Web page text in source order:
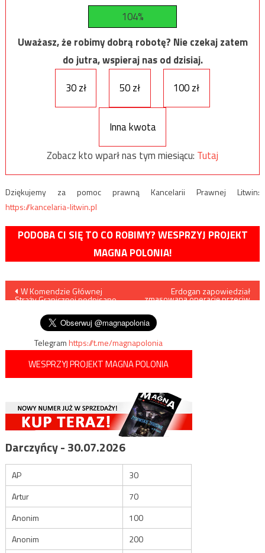
104%
Uważasz, że robimy dobrą robotę? Nie czekaj zatem
do jutra, wspieraj nas od dzisiaj.
30 zł
50 zł 100 zł
Inna kwota
Zobacz kto wparł nas tym miesiącu: Tutaj
Dziękujemy za pomoc prawną Kancelarii Prawnej Litwin:
https://kancelaria-litwin.pl
PODOBA CI SIĘ TO CO ROBIMY? WESPRZYJ PROJEKT
MAGNA POLONIA!
Nawigacja
wpisu
W Komendzie Głównej
Straży Granicznej podpisano
Erdogan zapowiedział
zmasowaną operację przeciw
Telegramhttps://t.me/magnapolonia
WESPRZYJ PROJEKT MAGNA POLONIA
Darczyńcy - 30.07.2026
AP
30
Artur
70
Anonim
100
Anonim
200